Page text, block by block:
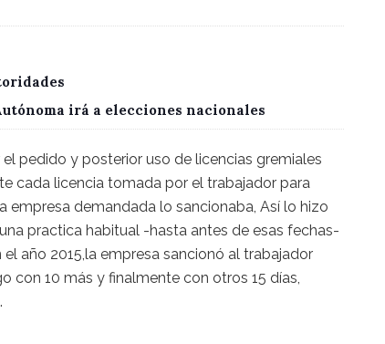
irá a elecciones nacionales
pedido y posterior uso de licencias gremiales
cada licencia tomada por el trabajador para
empresa demandada lo sancionaba, Así lo hizo
practica habitual -hasta antes de esas fechas-
año 2015,la empresa sancionó al trabajador
con 10 más y finalmente con otros 15 días,